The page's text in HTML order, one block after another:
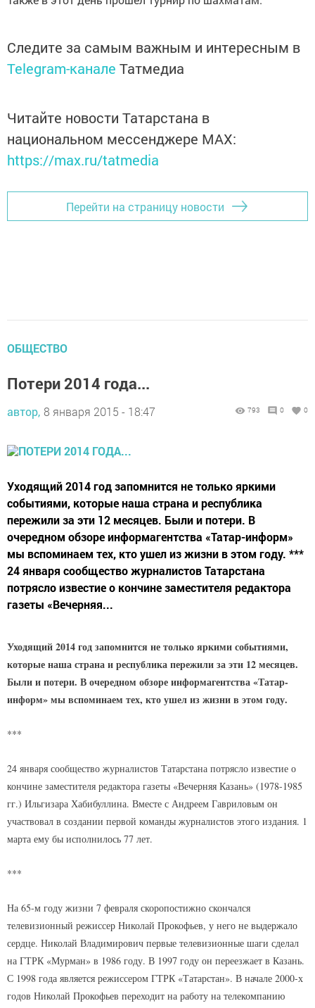
Следите за самым важным и интересным в
Telegram-канале Татмедиа
Читайте новости Татарстана в
национальном мессенджере MАХ:
https://max.ru/tatmedia
Перейти на страницу новости
ОБЩЕСТВО
Потери 2014 года...
автор, 8 января 2015 - 18:47 793 0 0
Уходящий 2014 год запомнится не только яркими
событиями, которые наша страна и республика
пережили за эти 12 месяцев. Были и потери. В
очередном обзоре информагентства «Татар-информ»
мы вспоминаем тех, кто ушел из жизни в этом году. ***
24 января сообщество журналистов Татарстана
потрясло известие о кончине заместителя редактора
газеты «Вечерняя...
Уходящий 2014 год запомнится не только яркими событиями,
которые наша страна и республика пережили за эти 12 месяцев.
Были и потери. В очередном обзоре информагентства «Татар-
информ» мы вспоминаем тех, кто ушел из жизни в этом году.
***
24 января сообщество журналистов Татарстана потрясло известие о
кончине заместителя редактора газеты «Вечерняя Казань» (1978-1985
гг.) Ильгизара Хабибуллина. Вместе с Андреем Гавриловым он
участвовал в создании первой команды журналистов этого издания. 1
марта ему бы исполнилось 77 лет.
***
На 65-м году жизни 7 февраля скоропостижно скончался
телевизионный режиссер Николай Прокофьев, у него не выдержало
сердце. Николай Владимирович первые телевизионные шаги сделал
на ГТРК «Мурман» в 1986 году. В 1997 году он переезжает в Казань.
С 1998 года является режиссером ГТРК «Татарстан». В начале 2000-х
годов Николай Прокофьев переходит на работу на телекомпанию